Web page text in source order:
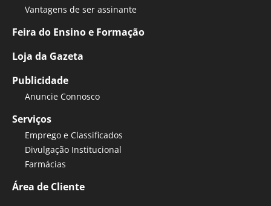
Vantagens de ser assinante
Feira do Ensino e Formação
Loja da Gazeta
Publicidade
Anuncie Connosco
Serviços
Emprego e Classificados
Divulgação Institucional
Farmácias
Área de Cliente